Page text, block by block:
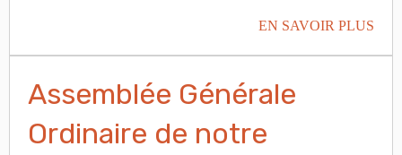
EN SAVOIR PLUS
Assemblée Générale
Ordinaire de notre